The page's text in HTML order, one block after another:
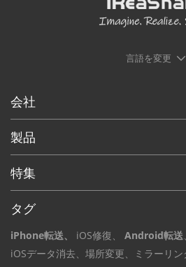
言語を変更
会社
製品
特集
タグ
iPhone転送、 iOS修復、 Android転送
iOSデータ消去、場所変更、ミラーリン